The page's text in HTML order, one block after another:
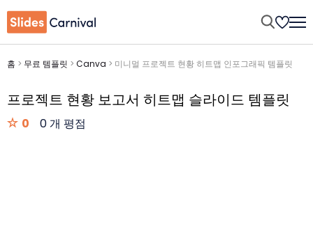
홈 > 무료 템플릿 > Canva > 미니멀 프로젝트 현황 히트맵 인포그래픽 템플릿
프로젝트 현황 보고서 히트맵 슬라이드 템플릿
0 0 개 평점